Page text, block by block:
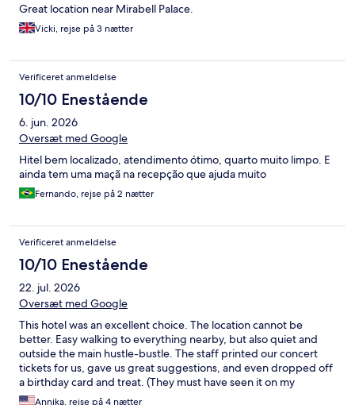
Great location near Mirabell Palace.
Vicki, rejse på 3 nætter
Verificeret anmeldelse
10/10 Enestående
6. jun. 2026
Oversæt med Google
Hitel bem localizado, atendimento ótimo, quarto muito limpo. E
ainda tem uma maçã na recepção que ajuda muito
Fernando, rejse på 2 nætter
Verificeret anmeldelse
10/10 Enestående
22. jul. 2026
Oversæt med Google
This hotel was an excellent choice. The location cannot be
better. Easy walking to everything nearby, but also quiet and
outside the main hustle-bustle. The staff printed our concert
tickets for us, gave us great suggestions, and even dropped off
a birthday card and treat. (They must have seen it on my
passport.) We're not big breakfast eaters, and the Backwerk
Annika, rejse på 4 nætter